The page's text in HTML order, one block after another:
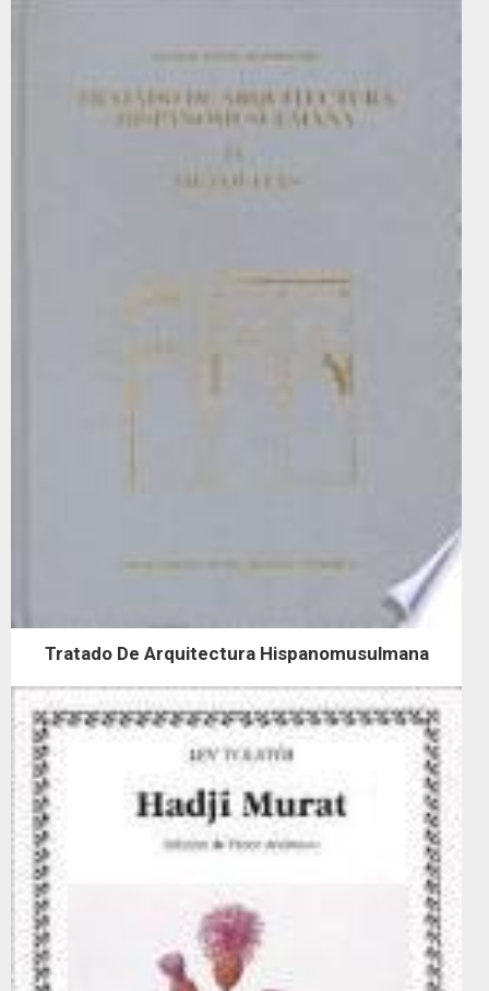
Tratado De Arquitectura Hispanomusulmana